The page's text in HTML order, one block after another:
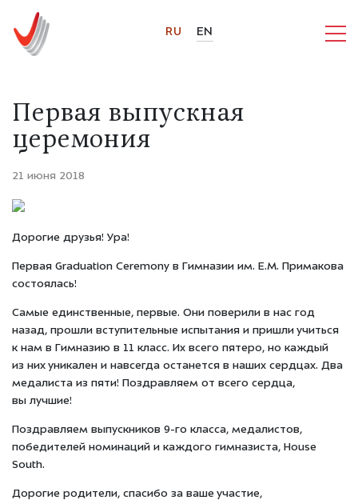
RU EN
Первая выпускная
церемония
21 июня 2018
Дорогие друзья! Ура!
Первая Graduation Ceremony в Гимназии им. Е.М. Примакова
состоялась!
Самые единственные, первые. Они поверили в нас год
назад, прошли вступительные испытания и пришли учиться
к нам в Гимназию в 11 класс. Их всего пятеро, но каждый
из них уникален и навсегда останется в наших сердцах. Два
медалиста из пяти! Поздравляем от всего сердца,
вы лучшие!
Поздравляем выпускников 9-го класса, медалистов,
победителей номинаций и каждого гимназиста, House
South.
Дорогие родители, спасибо за ваше участие,